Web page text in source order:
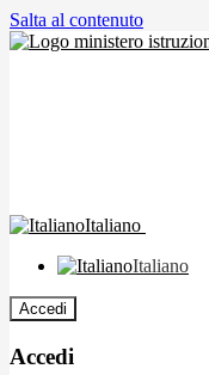
Salta al contenuto
Italiano
Italiano
Accedi
Accedi